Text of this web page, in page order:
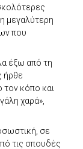
μεγαλύτερη
που
έξω από τη
ήρθε
τον κόπο και
χαρά»,
σε
τις σπουδές